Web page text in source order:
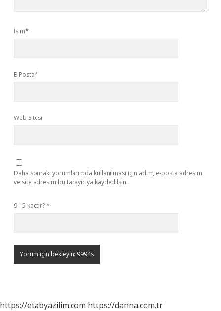
İsim*
E-Posta*
Web Sitesi
Daha sonraki yorumlarımda kullanılması için adım, e-posta adresim
ve site adresim bu tarayıcıya kaydedilsin.
9 - 5 kaçtır?*
https://etabyazilim.com https://danna.com.tr